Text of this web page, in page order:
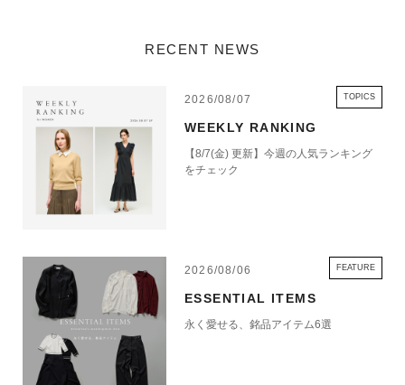
RECENT NEWS
2026/08/07 TOPICS
WEEKLY RANKING
【8/7(金) 更新】今週の人気ランキング
をチェック
2026/08/06 FEATURE
ESSENTIAL ITEMS
永く愛せる、銘品アイテム6選